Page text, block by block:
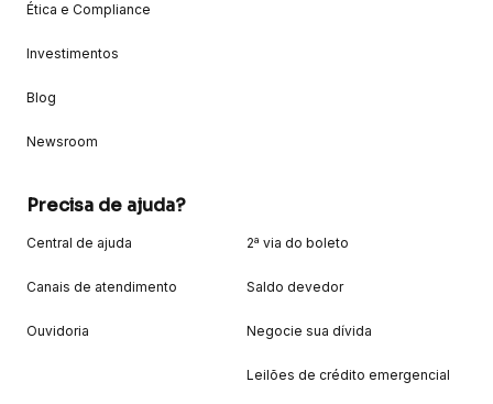
Ética e Compliance
Investimentos
Blog
Newsroom
Precisa de ajuda?
Central de ajuda
Canais de atendimento
Ouvidoria
2ª via do boleto
Saldo devedor
Negocie sua dívida
Leilões de crédito emergencial